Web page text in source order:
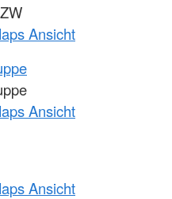
Ansicht
Ansicht
Ansicht